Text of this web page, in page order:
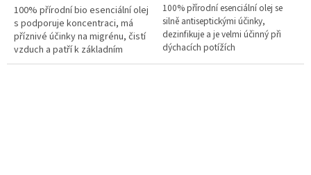
100% přírodní bio esenciální olej
s podporuje koncentraci, má
příznivé účinky na migrénu, čistí
vzduch a patří k základním
esencím v aromaterapii.
100% přírodní esenciální olej se
silně antiseptickými účinky,
dezinfikuje a je velmi účinný při
dýchacích potížích